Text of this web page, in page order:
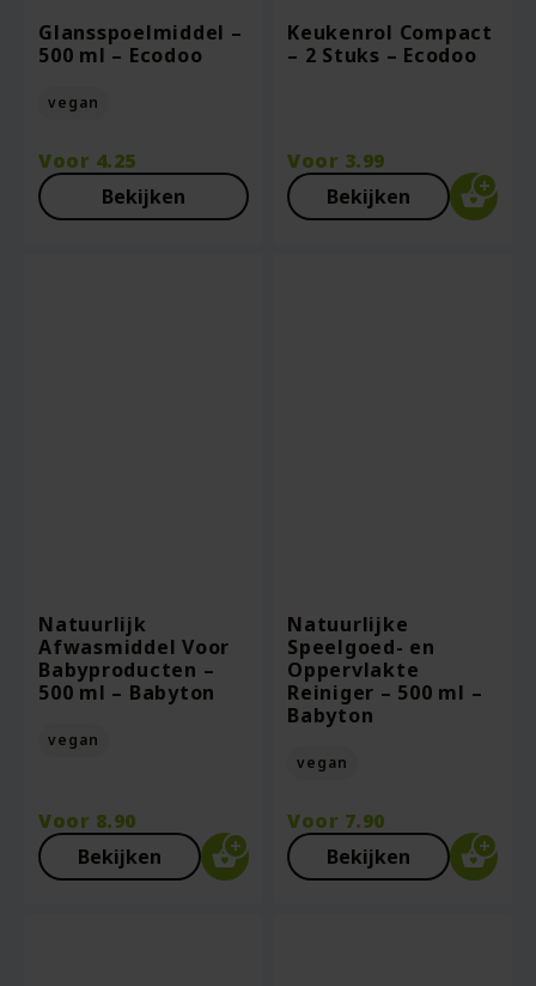
Glansspoelmiddel –
500 ml – Ecodoo
vegan
Voor 4.25
Bekijken
Keukenrol Compact
– 2 Stuks – Ecodoo
Voor 3.99
Bekijken
Natuurlijk
Afwasmiddel Voor
Babyproducten –
500 ml – Babyton
vegan
Voor 8.90
Bekijken
Natuurlijke
Speelgoed- en
Oppervlakte
Reiniger – 500 ml –
Babyton
vegan
Voor 7.90
Bekijken